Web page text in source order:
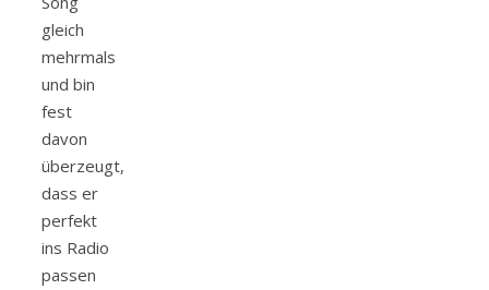
gleich
mehrmals
und bin
fest
davon
überzeugt,
dass er
perfekt
ins Radio
passen